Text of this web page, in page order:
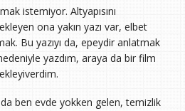
istemiyor. Altyapısını
ona yakın yazı var, elbet
Bu yazıyı da, epeydir anlatmak
yazdım, araya da bir film
ben evde yokken gelen, temizlik